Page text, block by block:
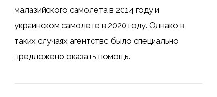
малазийского самолета в 2014 году и
украинском самолете в 2020 году. Однако в
таких случаях агентство было специально
предложено оказать помощь.